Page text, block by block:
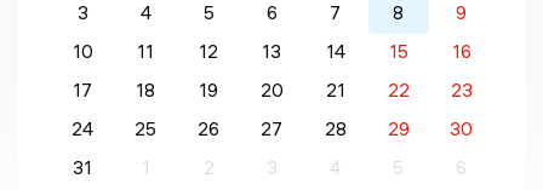
3
4 5 6 7 8
9
10
11 12 13 14 15
16
17
18 19 20 21 22
23
24
25 26 27 28 29
30
31
1 2 3 4 5 6